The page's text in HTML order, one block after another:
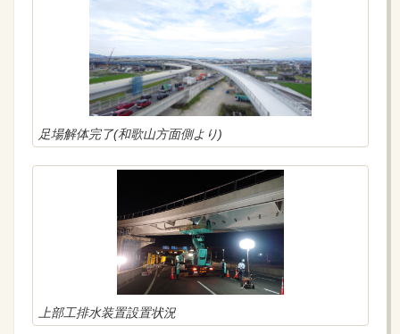
2024年07月26日
7/22(月)～7/28(日)の週間工程表
お知らせ 2024年07月19日
7/22(月)～7/28(日)の週間工程表
お知らせ
7/15(月)～7/21(日)の週間工程表
7/8(月)～7/14(日)の週間工程表
2024年06月28日
7/1(月)～7/7(日)の週間工程表
2024年06月24日
(重要)大和高田バイパス(大阪方面新堂ONランプ)通行止め
足場解体完了(和歌山方面側より)
上部工排水装置設置状況